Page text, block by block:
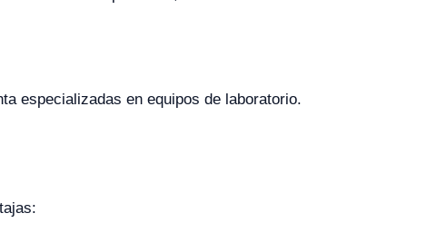
especializadas en equipos de laboratorio.